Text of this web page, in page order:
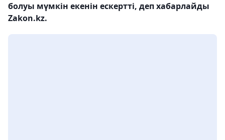
болуы мүмкін екенін ескертті, деп хабарлайды
Zakon.kz.